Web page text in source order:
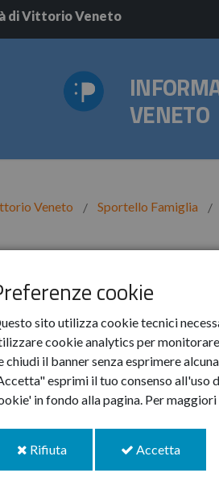
cookie
sito utilizza cookie tecnici
cookie analytics per
chiudi il banner senza esprimere
esprimi il tuo consenso
in fondo alla pagina. Per
Rifiutai
Accettai
di Vittorio Veneto
VENETO
Veneto Sportello Famiglia
gratuito